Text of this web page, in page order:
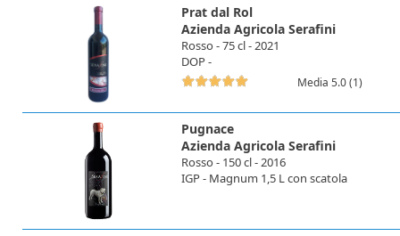
Prat dal Rol
Azienda Agricola Serafini
Rosso - 75 cl - 2021
DOP -
Media 5.0 (1)
Pugnace
Azienda Agricola Serafini
Rosso - 150 cl - 2016
IGP - Magnum 1,5 L con scatola